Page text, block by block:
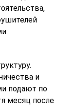
и
подают по
месяц после